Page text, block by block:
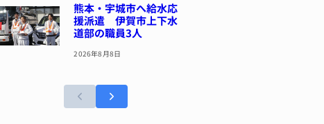
熊本・宇城市へ給水応
援派遣 伊賀市上下水
道部の職員3人
2026年8月8日